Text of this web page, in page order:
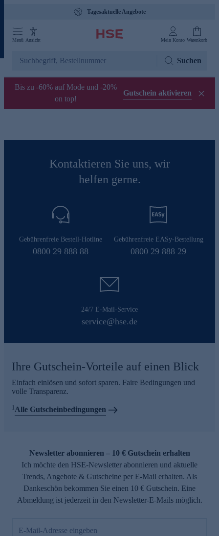
Tagesaktuelle Angebote
Menü Ansicht Mein Konto Warenkorb
Suchen
Bis zu -60% auf Mode und -20%
on top!
Gutschein aktivieren
Kontaktieren Sie uns, wir
helfen gerne.
Gebührenfreie Bestell-Hotline
0800 29 888 88
Gebührenfreie EASy-Bestellung
0800 29 888 29
24/7 E-Mail-Service
service@hse.de
Ihre Gutschein-Vorteile auf einen Blick
Einfach einlösen und sofort sparen. Faire Bedingungen und
volle Transparenz.
1Alle Gutscheinbedingungen
Newsletter abonnieren – 10 € Gutschein erhalten
Ich möchte den HSE-Newsletter abonnieren und aktuelle
Trends, Angebote & Gutscheine per E-Mail erhalten. Als
Dankeschön bekommen Sie einen 10 € Gutschein. Eine
Abmeldung ist jederzeit in den Newsletter-E-Mails möglich.
E-Mail-Adresse eingeben